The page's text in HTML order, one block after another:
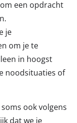
een opdracht
je
om je te
in hoogst
noodsituaties of
ook volgens
dat we je